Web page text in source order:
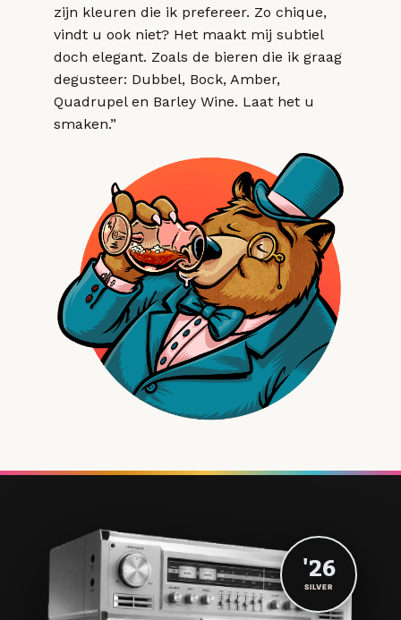
zijn kleuren die ik prefereer. Zo chique,
vindt u ook niet? Het maakt mij subtiel
doch elegant. Zoals de bieren die ik graag
degusteer: Dubbel, Bock, Amber,
Quadrupel en Barley Wine. Laat het u
smaken.”
'26
SILVER